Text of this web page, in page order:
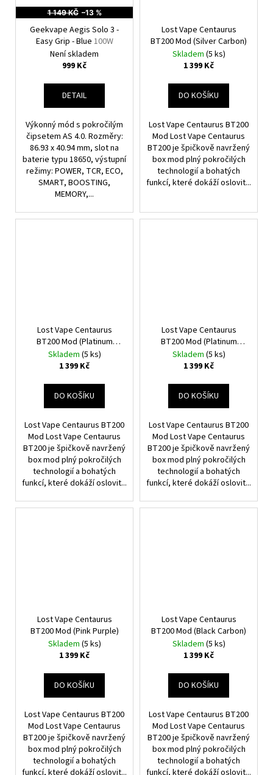
1 149 KČ –13 %
Geekvape Aegis Solo 3 -
Easy Grip - Blue 100W
Není skladem
999 Kč
DETAIL
Výkonný mód s pokročilým
čipsetem AS 4.0. Rozměry:
86.93 x 40.94 mm, slot na
baterie typu 18650, výstupní
režimy: POWER, TCR, ECO,
SMART, BOOSTING,
MEMORY,...
Lost Vape Centaurus
BT200 Mod (Silver Carbon)
Skladem (5 ks)
1 399 Kč
DO KOŠÍKU
Lost Vape Centaurus BT200
Mod Lost Vape Centaurus
BT200 je špičkově navržený
box mod plný pokročilých
technologií a bohatých
funkcí, které dokáží oslovit...
Lost Vape Centaurus
BT200 Mod (Platinum
Ridge)
Skladem (5 ks)
1 399 Kč
DO KOŠÍKU
Lost Vape Centaurus BT200
Mod Lost Vape Centaurus
BT200 je špičkově navržený
box mod plný pokročilých
technologií a bohatých
funkcí, které dokáží oslovit...
Lost Vape Centaurus
BT200 Mod (Platinum
Crest)
Skladem (5 ks)
1 399 Kč
DO KOŠÍKU
Lost Vape Centaurus BT200
Mod Lost Vape Centaurus
BT200 je špičkově navržený
box mod plný pokročilých
technologií a bohatých
funkcí, které dokáží oslovit...
Lost Vape Centaurus
BT200 Mod (Pink Purple)
Skladem (5 ks)
1 399 Kč
DO KOŠÍKU
Lost Vape Centaurus BT200
Mod Lost Vape Centaurus
BT200 je špičkově navržený
box mod plný pokročilých
technologií a bohatých
funkcí, které dokáží oslovit...
Lost Vape Centaurus
BT200 Mod (Black Carbon)
Skladem (5 ks)
1 399 Kč
DO KOŠÍKU
Lost Vape Centaurus BT200
Mod Lost Vape Centaurus
BT200 je špičkově navržený
box mod plný pokročilých
technologií a bohatých
funkcí, které dokáží oslovit...